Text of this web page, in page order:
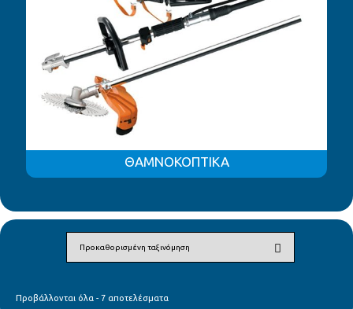
ΘΑΜΝΟΚΟΠΤΙΚΑ
Προβάλλονται όλα - 7 αποτελέσματα